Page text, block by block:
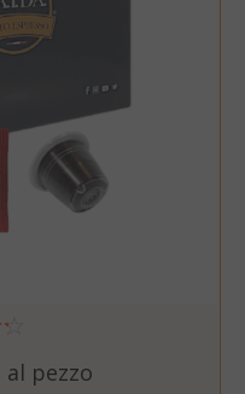
al pezzo